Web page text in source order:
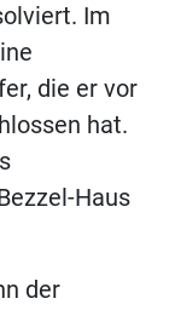
Im
die er vor
hat.
Haus
der